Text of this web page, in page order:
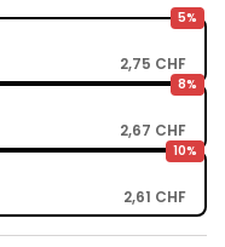
5%
2,75 CHF
8%
2,67 CHF
10%
2,61 CHF